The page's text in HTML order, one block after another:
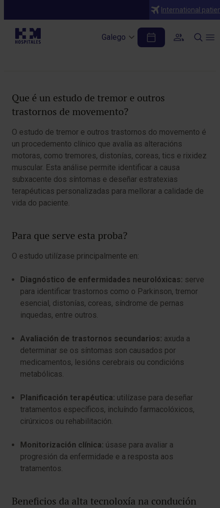
International
Galego
Estudo de tremor e outros trastornos de
movemento
Que é un estudo de tremor e outros
trastornos de movemento?
O estudo de tremor e outros trastornos do movemento é
un procedemento clínico que avalía as alteracións
motoras, como tremores, distonías, coreas, tics e rixidez
muscular. Esta análise permite identificar a causa
subxacente dos síntomas e deseñar estratexias
terapéuticas personalizadas para mellorar a calidade de
vida do paciente.
Para que serve esta proba?
O estudo utilízase principalmente en:
Diagnóstico de enfermidades neurolóxicas: serve
para identificar trastornos como o Parkinson, tremor
esencial, distonías, coreas, síndrome de pernas
inquedas, entre outros.
Avaliación de trastornos secundarios: axuda a
determinar se os síntomas son causados por
medicamentos, lesións cerebrais ou condicións
metabólicas.
Planificación terapéutica: utilízase para deseñar
tratamentos específicos, incluíndo farmacolóxicos,
cirúrxicos ou rehabilitación.
Monitorización clínica: úsase para avaliar a
progresión da enfermidade e a resposta aos
tratamentos.
Beneficios da alta tecnoloxía na condución